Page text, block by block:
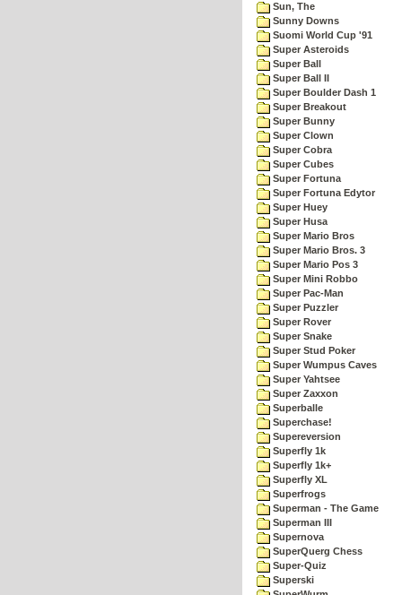
Sun, The
Sunny Downs
Suomi World Cup '91
Super Asteroids
Super Ball
Super Ball II
Super Boulder Dash 1
Super Breakout
Super Bunny
Super Clown
Super Cobra
Super Cubes
Super Fortuna
Super Fortuna Edytor
Super Huey
Super Husa
Super Mario Bros
Super Mario Bros. 3
Super Mario Pos 3
Super Mini Robbo
Super Pac-Man
Super Puzzler
Super Rover
Super Snake
Super Stud Poker
Super Wumpus Caves
Super Yahtsee
Super Zaxxon
Superballe
Superchase!
Supereversion
Superfly 1k
Superfly 1k+
Superfly XL
Superfrogs
Superman - The Game
Superman III
Supernova
SuperQuerg Chess
Super-Quiz
Superski